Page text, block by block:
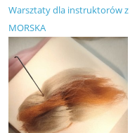
Warsztaty dla instruktorów
MORSKA